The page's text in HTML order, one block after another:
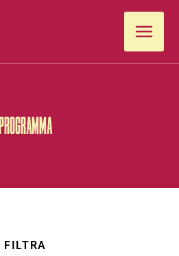
PROGRAMMA
FILTRA